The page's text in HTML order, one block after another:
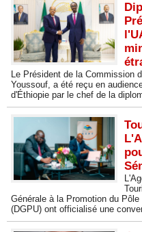
Le Président de la Commission
Youssouf, a été reçu en
d'Éthiopie par le chef de la
Générale à la Promotion du
(DGPU) ont officialisé une